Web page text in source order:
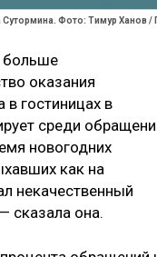
Сутормина. Фото: Тимур Ханов /
больше
оказания
гостиницах в
среди
новогодних
как на
некачественный
сказала она.